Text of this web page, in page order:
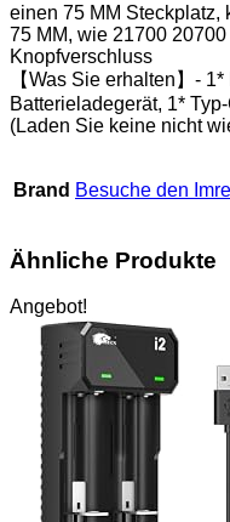
einen 75 MM Steckplatz,
75 MM, wie 21700
Knopfverschluss
【Was Sie erhalten】-
Batterieladegerät, 1*
(Laden Sie keine nicht
Brand Besuche den
Ähnliche Produkte
Angebot!